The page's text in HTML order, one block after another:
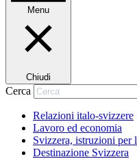
Menu
Chiudi
Cerca
Relazioni italo-svizzere
Lavoro ed economia
Svizzera, istruzioni per
Destinazione Svizzera